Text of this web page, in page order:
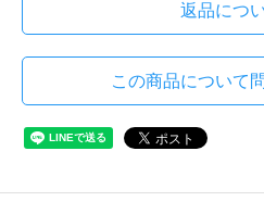
返品につ
この商品について